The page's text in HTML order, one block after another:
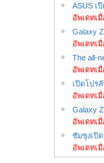
ASUS เ
อัพเดทเ
Galaxy
อัพเดทเ
The all-
อัพเดทเ
เปิดโปร
อัพเดทเ
Galaxy
อัพเดทเ
ซัมซุงเปิ
อัพเดทเ